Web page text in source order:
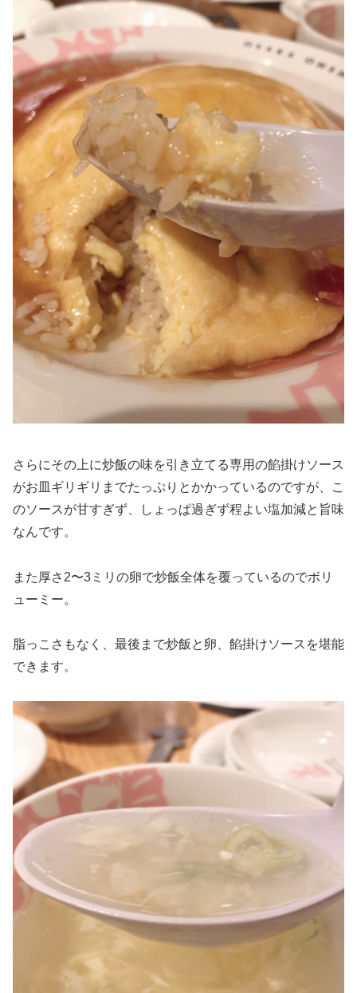
さらにその上に炒飯の味を引き立てる専用の餡掛けソース
がお皿ギリギリまでたっぷりとかかっているのですが、こ
のソースが甘すぎず、しょっぱ過ぎず程よい塩加減と旨味
なんです。
また厚さ2〜3ミリの卵で炒飯全体を覆っているのでボリ
ューミー。
脂っこさもなく、最後まで炒飯と卵、餡掛けソースを堪能
できます。